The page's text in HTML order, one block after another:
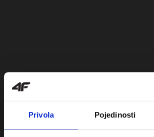
Privola Pojedinosti